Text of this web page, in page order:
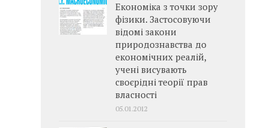
Економіка з точки зору
фізики. Застосовуючи
відомі закони
природознавства до
економічних реалій,
учені висувають
своєрідні теорії прав
власності
05.01.2012